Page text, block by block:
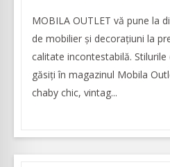
MOBILA OUTLET vă pune la
de mobilier și decorațiuni la
calitate incontestabilă.
găsiți în magazinul Mobila
chaby chic, vintag...